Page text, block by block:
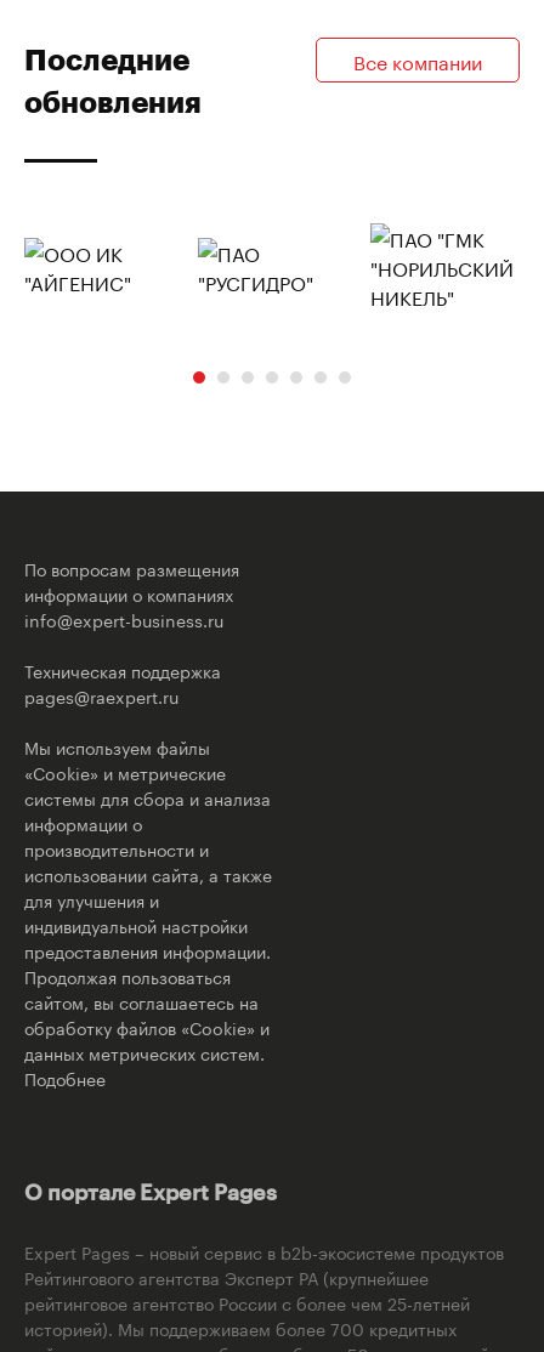
Последние
обновления
Все компании
По вопросам размещения
информации о компаниях
info@expert-business.ru
Техническая поддержка
pages@raexpert.ru
Мы используем файлы
«Cookie» и метрические
системы для сбора и анализа
информации о
производительности и
использовании сайта, а также
для улучшения и
индивидуальной настройки
предоставления информации.
Продолжая пользоваться
сайтом, вы соглашаетесь на
обработку файлов «Cookie» и
данных метрических систем.
Подобнее
О портале Expert Pages
Expert Pages – новый сервис в b2b-экосистеме продуктов
Рейтингового агентства Эксперт РА (крупнейшее
рейтинговое агентство России с более чем 25-летней
историей). Мы поддерживаем более 700 кредитных